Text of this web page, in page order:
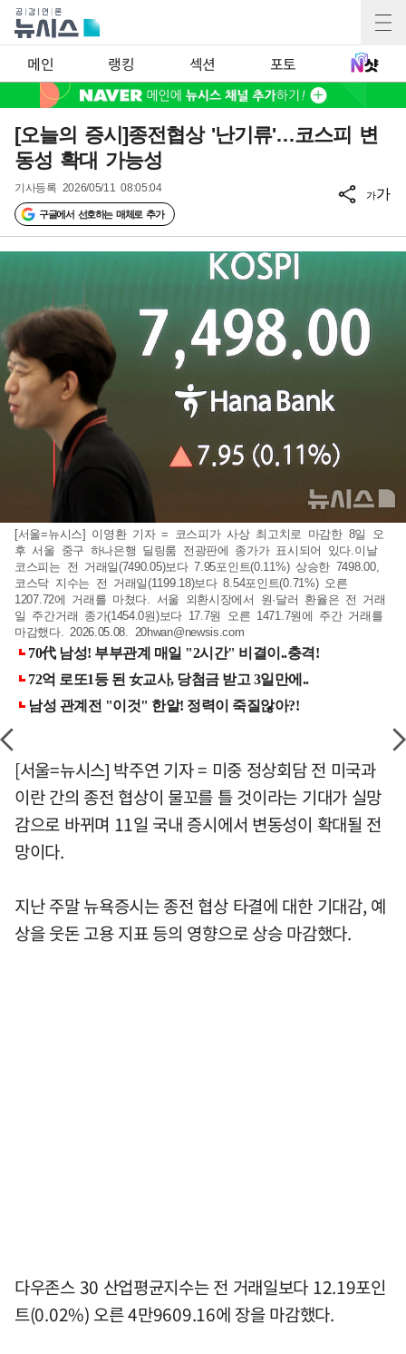
메인 랭킹 섹션 포토
[오늘의 증시]종전협상 '난기류'…코스피 변
동성 확대 가능성
기사등록 2026/05/11 08:05:04
구글에서 선호하는 매체로 추가
가가
[서울=뉴시스] 이영환 기자 = 코스피가 사상 최고치로 마감한 8일 오
후 서울 중구 하나은행 딜링룸 전광판에 종가가 표시되어 있다.이날
코스피는 전 거래일(7490.05)보다 7.95포인트(0.11%) 상승한 7498.00,
코스닥 지수는 전 거래일(1199.18)보다 8.54포인트(0.71%) 오른
1207.72에 거래를 마쳤다. 서울 외환시장에서 원·달러 환율은 전 거래
일 주간거래 종가(1454.0원)보다 17.7원 오른 1471.7원에 주간 거래를
마감했다. 2026.05.08. 20hwan@newsis.com
[서울=뉴시스] 박주연 기자 = 미중 정상회담 전 미국과
이란 간의 종전 협상이 물꼬를 틀 것이라는 기대가 실망
감으로 바뀌며 11일 국내 증시에서 변동성이 확대될 전
망이다.
지난 주말 뉴욕증시는 종전 협상 타결에 대한 기대감, 예
상을 웃돈 고용 지표 등의 영향으로 상승 마감했다.
다우존스 30 산업평균지수는 전 거래일보다 12.19포인
트(0.02%) 오른 4만9609.16에 장을 마감했다.